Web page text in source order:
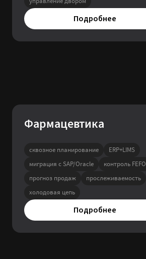
Подробнее
Фармацевтика
сквозное планирование
ERP+LIMS
миграция с SAP/Oracle
контроль FEFO
прогноз продаж
прослеживаемость
холодовая цепь
Подробнее